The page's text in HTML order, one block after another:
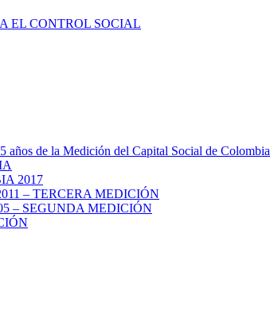
años de la Medición del Capital Social de Colombia
2017
– TERCERA MEDICIÓN
– SEGUNDA MEDICIÓN